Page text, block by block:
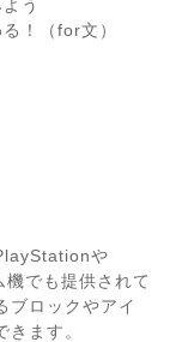
う
！（for文）
や
でも提供されて
ブロックやアイ
ます。